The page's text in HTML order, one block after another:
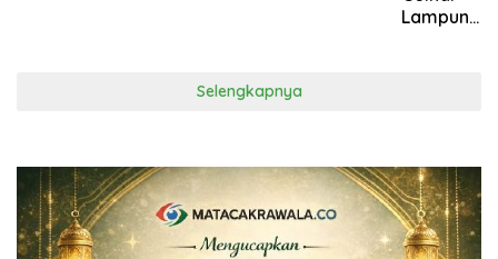
Lampung
Periode
2026–
2031
Selengkapnya